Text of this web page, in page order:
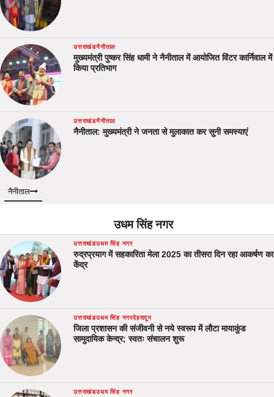
उत्तराखंडनैनीताल
मुख्यमंत्री पुष्कर सिंह धामी ने नैनीताल में आयोजित विंटर कार्निवाल में
किया प्रतिभाग
उत्तराखंडनैनीताल
नैनीताल: मुख्यमंत्री ने जनता से मुलाकात कर सुनी समस्याएं
नैनीताल
उधम सिंह नगर
उत्तराखंडउधम सिंह नगर
रुद्रप्रयाग में सहकारिता मेला 2025 का तीसरा दिन रहा आकर्षण का
केंद्र
उत्तराखंडउधम सिंह नगरदेहरादून
जिला प्रशासन की संजीवनी से नये स्वरूप में लौटा मायाकुंड
सामुदायिक केन्द्र; स्वतः संचालन शुरू
उत्तराखंडउधम सिंह नगर